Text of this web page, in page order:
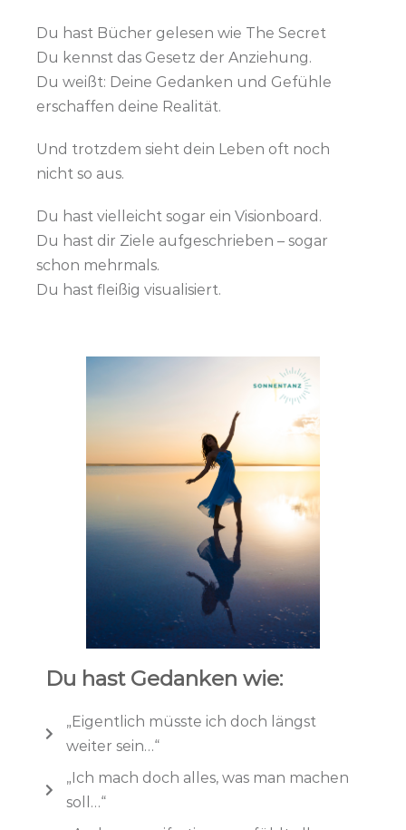
Du hast Bücher gelesen wie The Secret
Du kennst das Gesetz der Anziehung.
Du weißt: Deine Gedanken und Gefühle
erschaffen deine Realität.
Und trotzdem sieht dein Leben oft noch
nicht so aus.
Du hast vielleicht sogar ein Visionboard.
Du hast dir Ziele aufgeschrieben – sogar
schon mehrmals.
Du hast fleißig visualisiert.
Du hast Gedanken wie:
„Eigentlich müsste ich doch längst
weiter sein…“
„Ich mach doch alles, was man machen
soll…“